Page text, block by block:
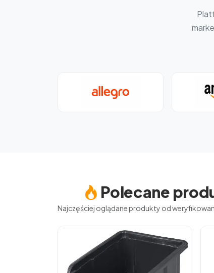
Polecane
Najczęściej oglądane produkty od